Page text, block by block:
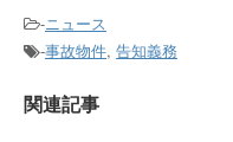
-ニュース
-事故物件, 告知義務
関連記事